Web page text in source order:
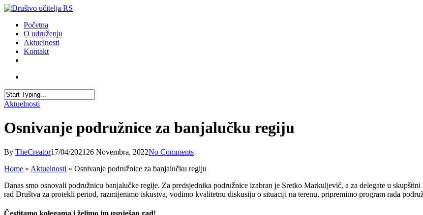
Skip
main
content
account
Menu
Početna
O udruženju
Aktuelnosti
Kontakt
Close
Aktuelnosti
Osnivanje podružnice za banjalučku regiju
By TheCreator17/04/2021 26 Novembra, 2022No Comments
Home » Aktuelnosti » Osnivanje podružnice za banjalučku regiju
Danas smo osnovali podružnicu banjalučke regije. Za predsjednika podružnice izabran je Sretko Markuljević, a za delegate u
rad Društva za protekli period, razmijenimo iskustva, vodimo kvalitetnu diskusiju o situaciji na terenu, pripremimo program rada